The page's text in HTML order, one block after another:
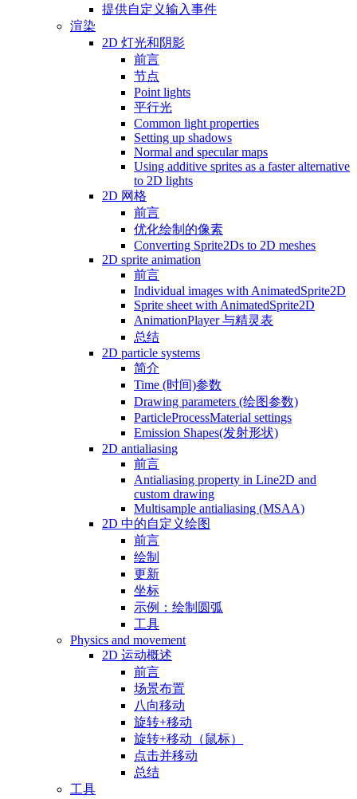
提供自定义输入事件
渲染
2D 灯光和阴影
前言
节点
Point lights
平行光
Common light properties
Setting up shadows
Normal and specular maps
Using additive sprites as a faster alternative
to 2D lights
2D 网格
前言
优化绘制的像素
Converting Sprite2Ds to 2D meshes
2D sprite animation
前言
Individual images with AnimatedSprite2D
Sprite sheet with AnimatedSprite2D
AnimationPlayer 与精灵表
总结
2D particle systems
简介
Time (时间)参数
Drawing parameters (绘图参数)
ParticleProcessMaterial settings
Emission Shapes(发射形状)
2D antialiasing
前言
Antialiasing property in Line2D and
custom drawing
Multisample antialiasing (MSAA)
2D 中的自定义绘图
前言
绘制
更新
坐标
示例：绘制圆弧
工具
Physics and movement
2D 运动概述
前言
场景布置
八向移动
旋转+移动
旋转+移动（鼠标）
点击并移动
总结
工具